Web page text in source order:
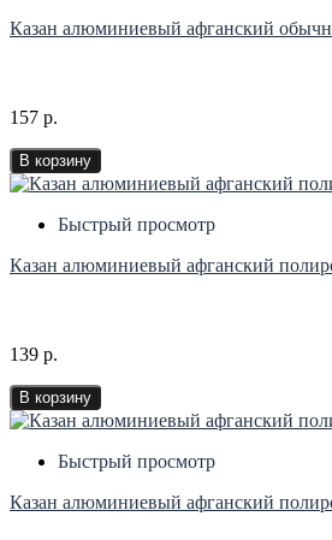
Казан алюминиевый афганский
157 р.
В корзину
Быстрый просмотр
Казан алюминиевый афганский
139 р.
В корзину
Быстрый просмотр
Казан алюминиевый афганский